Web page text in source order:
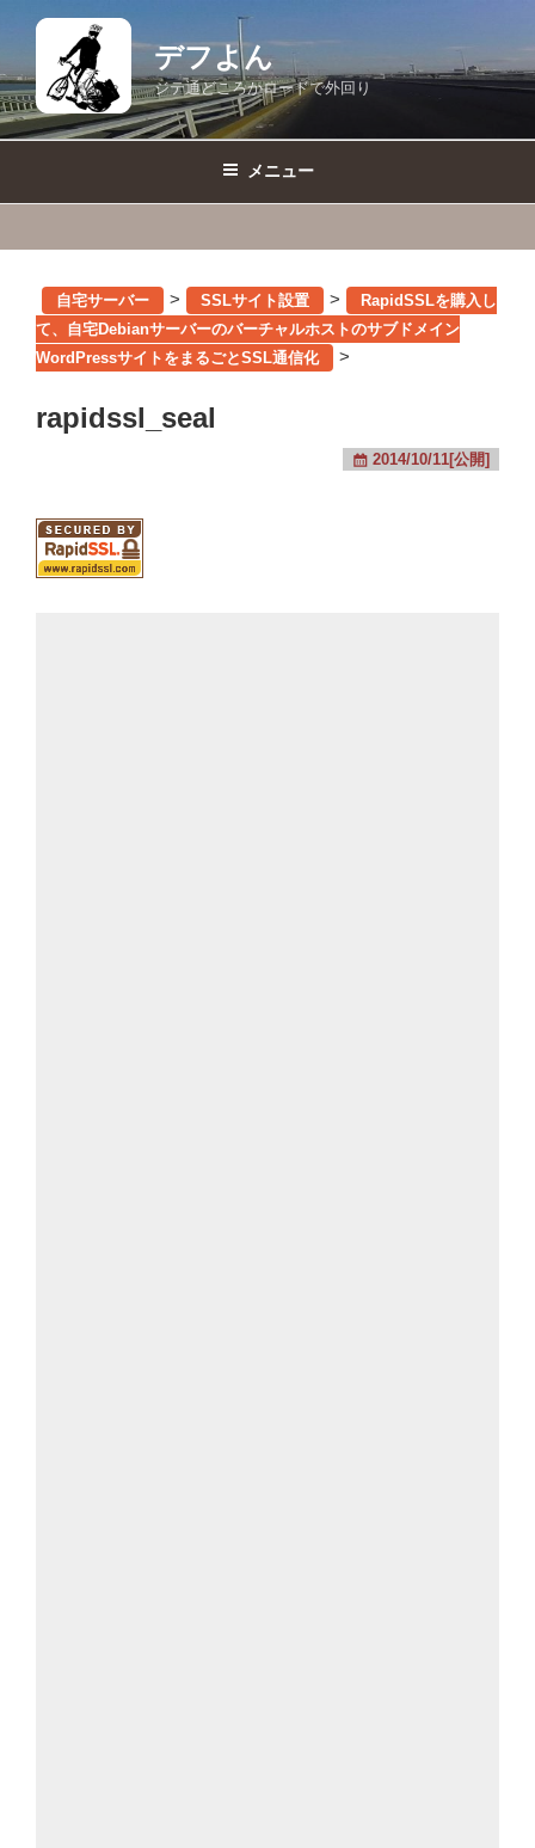
テ
ン
ツ
デフよん
ジテ通どころかロードで外回り
メニュー
自宅サーバー > SSLサイト設置 >
RapidSSLを購入し
て、自宅Debianサーバーのバーチャルホストのサブドメイン
WordPressサイトをまるごとSSL通信化
>
rapidssl_seal
2014/10/11[公開]